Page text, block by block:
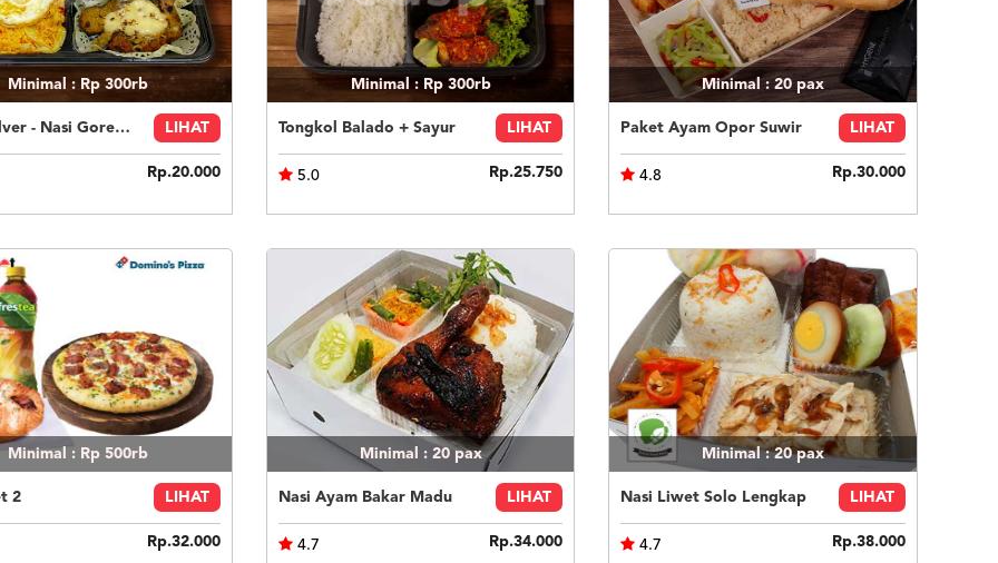
Minimal : Rp 300rb
Paket Silver - Nasi Goreng Nanas Geprek Mozza LIHAT
Rp.20.000
Minimal : Rp 300rb
Tongkol Balado + Sayur LIHAT
5.0 Rp.25.750
Minimal : 20pax
Paket Ayam Opor Suwir LIHAT
4.8 Rp.30.000
Minimal : Rp 500rb
2 LIHAT
Rp.32.000
Minimal : 20 pax
Nasi Ayam Bakar Madu LIHAT
4.7 Rp.34.000
Minimal : 20pax
Nasi Liwet Solo Lengkap LIHAT
4.7 Rp.38.000